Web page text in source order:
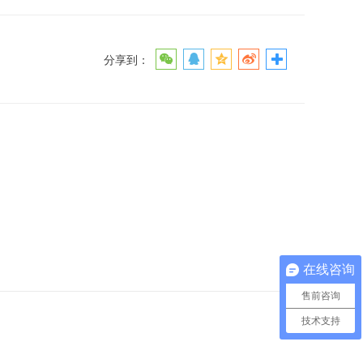
分享到：
在线咨询
售前咨询
技术支持